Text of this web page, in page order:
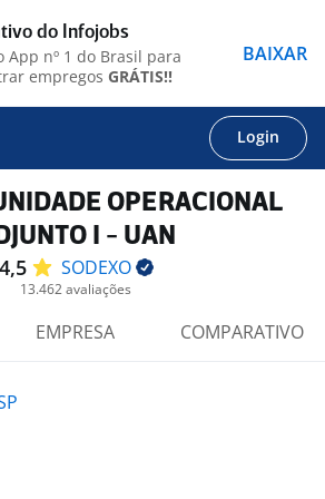
Login
OPERACIONAL
I - UAN
4,5 SODEXO
13.462 avaliações
EMPRESA COMPARATIVO
do Infojobs
App nº 1 do Brasil para
empregos GRÁTIS!!
BAIXAR